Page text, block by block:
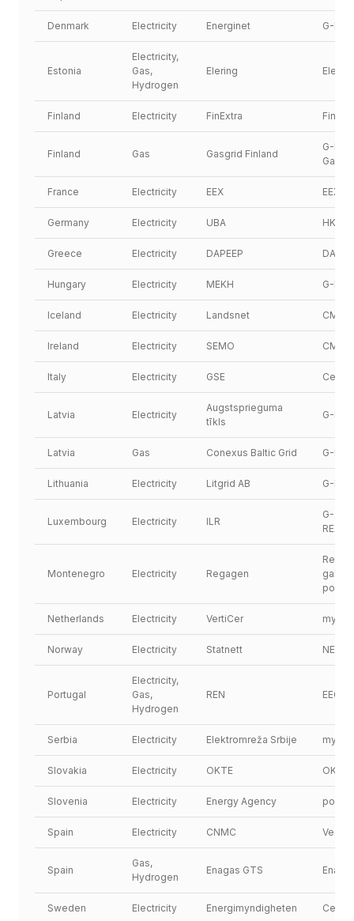
Denmark Electricity Energinet G-
Estonia
Electricity,
Gas,
Hydrogen
Elering Elering
Finland Electricity FinExtra
Finland Gas Gasgrid Finland
G-
Gas
France Electricity EEX EEX
Germany Electricity UBA HKNR
Greece Electricity DAPEEP
Hungary Electricity MEKH G-
Iceland Electricity Landsnet
Ireland Electricity SEMO
Italy Electricity GSE
Latvia Electricity
Augstsprieguma
tīkls
G-
Latvia Gas Conexus Baltic Grid G-
Lithuania Electricity Litgrid AB G-
Luxembourg Electricity ILR
G-
Montenegro Electricity Regagen
Netherlands Electricity VertiCer
Norway Electricity Statnett NECS
Portugal
Electricity,
Gas,
Hydrogen
REN EEGO
Serbia Electricity Elektromreža Srbije
Slovakia Electricity OKTE OKTE
Slovenia Electricity Energy Agency
Spain Electricity CNMC Vector
Spain
Gas,
Hydrogen
Enagas GTS
Sweden Electricity Energimyndigheten Cesar